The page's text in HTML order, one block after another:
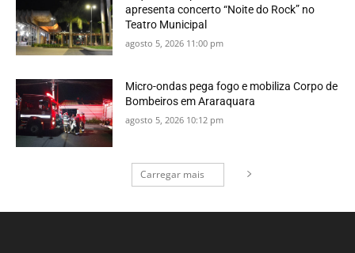
apresenta concerto “Noite do Rock” no
Teatro Municipal
agosto 5, 2026 11:00 pm
Micro-ondas pega fogo e mobiliza Corpo de
Bombeiros em Araraquara
agosto 5, 2026 10:12 pm
Carregar mais